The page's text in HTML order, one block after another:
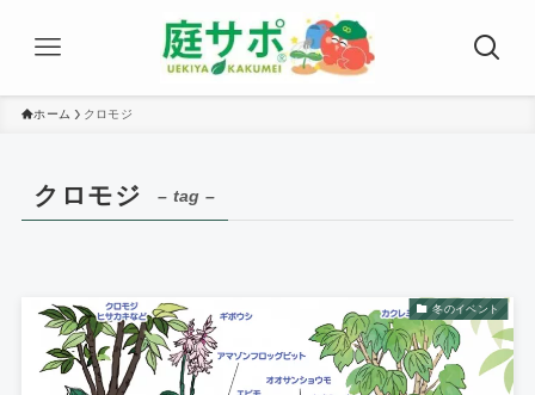
ホーム クロモジ
クロモジ – tag –
冬のイベント